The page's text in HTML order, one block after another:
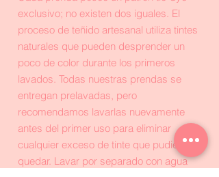
exclusivo; no existen dos iguales. El
proceso de teñido artesanal utiliza tintes
naturales que pueden desprender un
poco de color durante los primeros
lavados. Todas nuestras prendas se
entregan prelavadas, pero
recomendamos lavarlas nuevamente
antes del primer uso para eliminar
cualquier exceso de tinte que pudiera
quedar. Lavar por separado con agua